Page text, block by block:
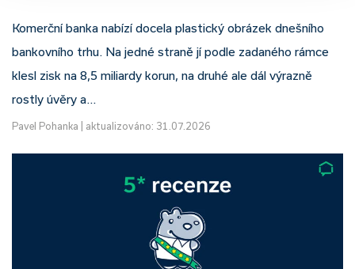
Komerční banka nabízí docela plastický obrázek dnešního
bankovního trhu. Na jedné straně jí podle zadaného rámce
klesl zisk na 8,5 miliardy korun, na druhé ale dál výrazně
rostly úvěry a…
Pavel Pohanka aktualizováno: 31.07.2026